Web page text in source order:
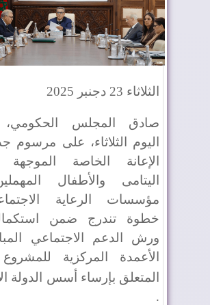
الثلاثاء 23 دجنبر 2025
صادق المجلس الحكومي،
اليوم الثلاثاء، على مرسوم
الإعانة الخاصة الموجهة
اليتامى والأطفال
مؤسسات الرعاية
خطوة تندرج ضمن
ورش الدعم الاجتماعي
الأعمدة المركزية
المتعلق بإرساء أسس الدولة
.